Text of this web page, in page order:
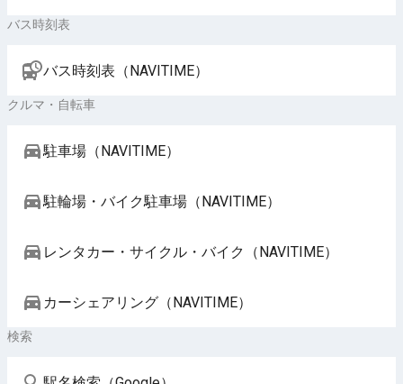
バス時刻表
バス時刻表（NAVITIME）
クルマ・自転車
駐車場（NAVITIME）
駐輪場・バイク駐車場（NAVITIME）
レンタカー・サイクル・バイク（NAVITIME）
カーシェアリング（NAVITIME）
検索